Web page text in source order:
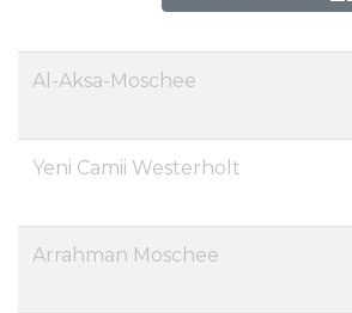
Al-Aksa-Moschee
Yeni Camii Westerholt
Arrahman Moschee